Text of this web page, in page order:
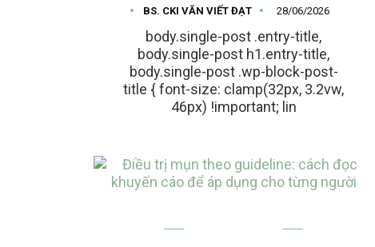
BS. CKI VĂN VIẾT ĐẠT 28/06/2026
body.single-post .entry-title,
body.single-post h1.entry-title,
body.single-post .wp-block-post-
title { font-size: clamp(32px, 3.2vw,
46px) !important; lin